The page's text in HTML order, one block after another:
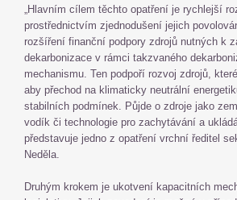
„Hlavním cílem těchto opatření je rychlejší
prostřednictvím zjednodušení jejich
rozšíření finanční podpory zdrojů nutných k
dekarbonizace v rámci takzvaného
mechanismu. Ten podpoří rozvoj zdrojů,
aby přechod na klimaticky neutrální
stabilních podmínek. Půjde o zdroje jako
vodík či technologie pro zachytávání a
představuje jedno z opatření vrchní ředitel
Neděla.
Druhým krokem je ukotvení kapacitních